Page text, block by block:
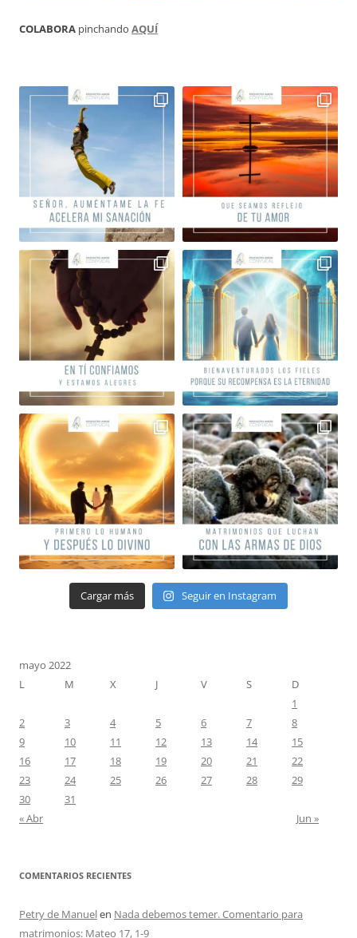
COLABORA pinchando AQUÍ
Cargar más Seguir en Instagram
mayo 2022
L
M X J V S
D
1
2
3 4 5 6 7
8
9
10 11 12 13 14
15
16
17 18 19 20 21
22
23
24 25 26 27 28
29
30
31
« Abr
Jun »
COMENTARIOS RECIENTES
Petry de Manuelen Nada debemos temer. Comentario para
matrimonios: Mateo 17, 1-9